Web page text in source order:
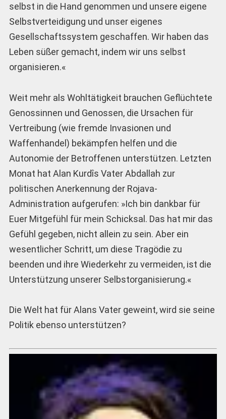
selbst in die Hand genommen und unsere eigene
Selbstverteidigung und unser eigenes
Gesellschaftssystem geschaffen. Wir haben das
Leben süßer gemacht, indem wir uns selbst
organisieren.«
Weit mehr als Wohltätigkeit brauchen Geflüchtete
Genossinnen und Genossen, die Ursachen für
Vertreibung (wie fremde Invasionen und
Waffenhandel) bekämpfen helfen und die
Autonomie der Betroffenen unterstützen. Letzten
Monat hat Alan Kurdîs Vater Abdallah zur
politischen Anerkennung der Rojava-
Administration aufgerufen: »Ich bin dankbar für
Euer Mitgefühl für mein Schicksal. Das hat mir das
Gefühl gegeben, nicht allein zu sein. Aber ein
wesentlicher Schritt, um diese Tragödie zu
beenden und ihre Wiederkehr zu vermeiden, ist die
Unterstützung unserer Selbstorganisierung.«
Die Welt hat für Alans Vater geweint, wird sie seine
Politik ebenso unterstützen?